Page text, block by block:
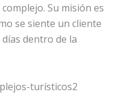
Su misión es
se siente un cliente
dentro de la